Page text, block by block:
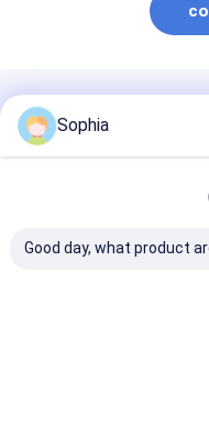
Produtos
Sophia
Good day, what product